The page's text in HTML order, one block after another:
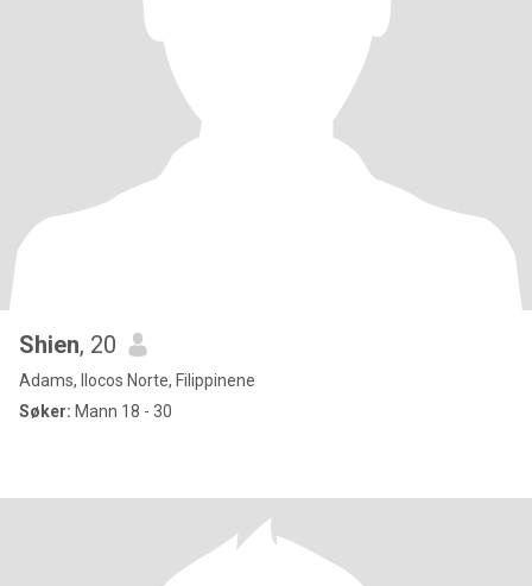
Shien, 20
Adams, Ilocos Norte, Filippinene
Søker: Mann 18 - 30